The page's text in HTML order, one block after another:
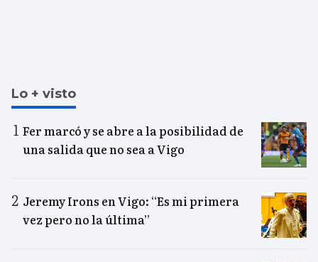
Lo + visto
Fer marcó y se abre a la posibilidad de
una salida que no sea a Vigo
Jeremy Irons en Vigo: “Es mi primera
vez pero no la última”